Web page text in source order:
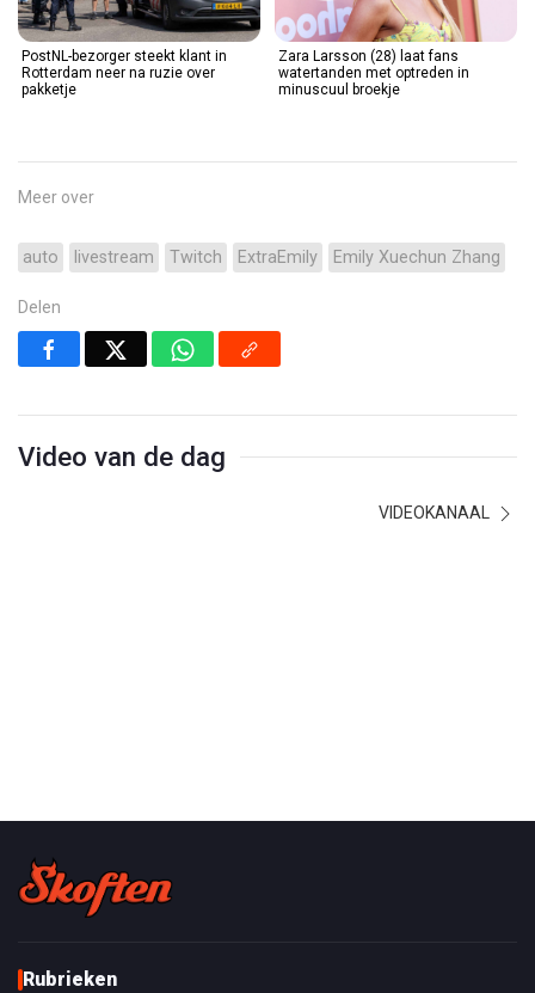
PostNL-bezorger steekt klant in
Rotterdam neer na ruzie over
pakketje
Zara Larsson (28) laat fans
watertanden met optreden in
minuscuul broekje
Meer over
auto livestream Twitch ExtraEmily Emily Xuechun Zhang
Delen
Video van de dag
VIDEOKANAAL
Rubrieken